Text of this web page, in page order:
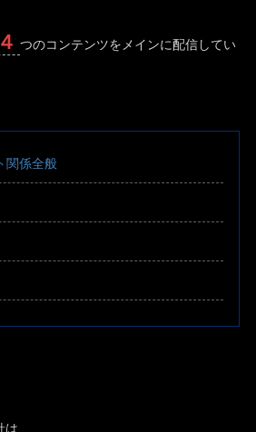
４ つのコンテンツをメインに配信してい
関係全般
、